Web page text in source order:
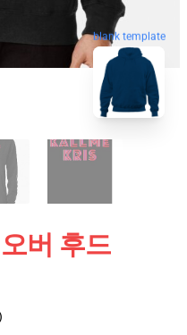
blank template
버 후드